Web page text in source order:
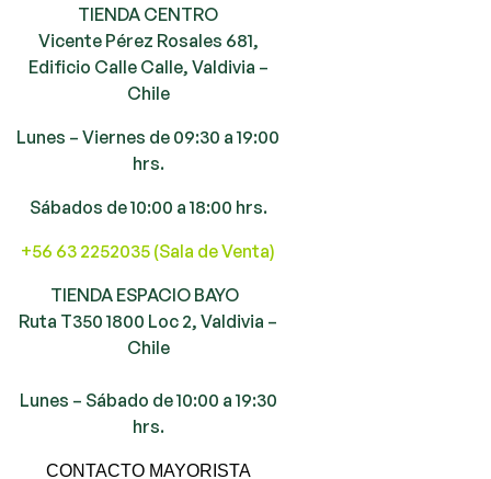
TIENDA CENTRO
Vicente Pérez Rosales 681,
Edificio Calle Calle, Valdivia –
Chile
Lunes – Viernes de 09:30 a 19:00
hrs.
Sábados de 10:00 a 18:00 hrs.
+56 63 2252035 (Sala de Venta)
TIENDA ESPACIO BAYO
Ruta T350 1800 Loc 2, Valdivia –
Chile
Lunes – Sábado de 10:00 a 19:30
hrs.
CONTACTO MAYORISTA